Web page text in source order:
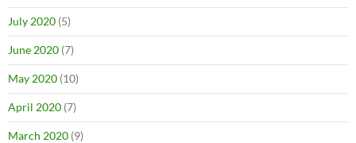
July 2020 (5)
June 2020 (7)
May 2020 (10)
April 2020 (7)
March 2020 (9)